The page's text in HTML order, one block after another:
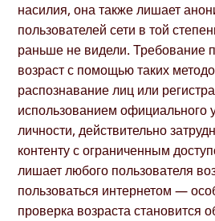
насилия, она также лишает
пользователей сети в той
раньше не видели. Требование
возраст с помощью таких
распознавание лиц или
использованием официального
личности, действительно
контенту с ограниченным
лишает любого пользователя
пользоваться интернетом —
проверка возраста становится